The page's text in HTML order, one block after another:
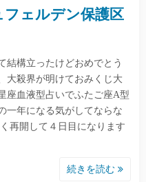
ェルデン保護区
構立ったけどおめでとう
大殺界が明けておみくじ大
座血液型占いでふたご座A型
一年になる気がしてならな
再開して４日目になります
続きを読む